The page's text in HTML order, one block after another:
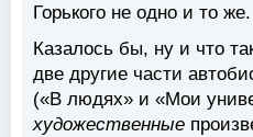
Горького не одно и то же.
Казалось бы, ну и что
две другие части
(«В людях» и «Мои
художественные